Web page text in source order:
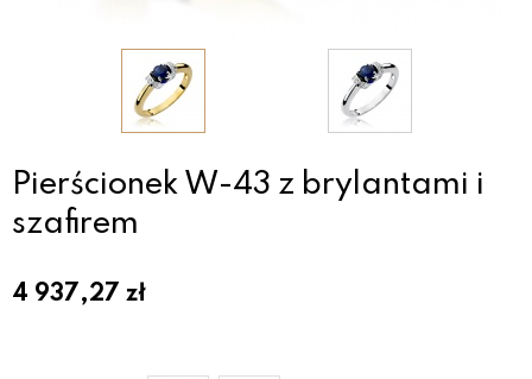
Pierścionek W-43 z brylantami i
szafirem
4 937,27 zł